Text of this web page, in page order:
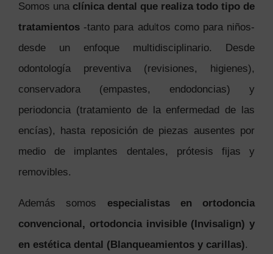
Somos una clínica dental que realiza todo tipo de
tratamientos -tanto para adultos como para niños-
desde un enfoque multidisciplinario. Desde
odontología preventiva (revisiones, higienes),
conservadora (empastes, endodoncias) y
periodoncia (tratamiento de la enfermedad de las
encías), hasta reposición de piezas ausentes por
medio de implantes dentales, prótesis fijas y
removibles.
Además somos especialistas en ortodoncia
convencional, ortodoncia invisible (Invisalign) y
en estética dental (Blanqueamientos y carillas).